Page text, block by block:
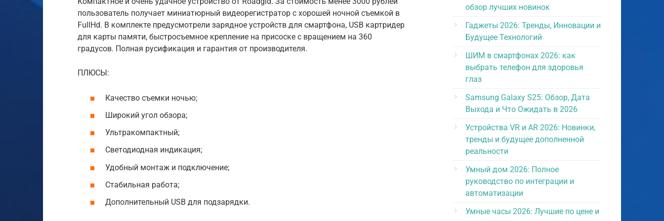
пользователь получает миниатюрный видеорегистратор с хорошей ночной съемкой в
FullHd. В комплекте предусмотрели зарядное устройств для смартфона, USB картридер
для карты памяти, быстросъемное крепление на присоске с вращением на 360
градусов. Полная русификация и гарантия от производителя.
ПЛЮСЫ:
Качество съемки ночью;
Широкий угол обзора;
Ультракомпактный;
Светодиодная индикация;
Удобный монтаж и подключение;
Стабильная работа;
Дополнительный USB для подзарядки.
обзор лучших новинок
Гаджеты 2026: Тренды, Инновации и
Будущее Технологий
ШИМ в смартфонах 2026: как
выбрать телефон для здоровья
глаз
Samsung Galaxy S25: Обзор, Дата
Выхода и Что Ожидать в 2026
Устройства VR и AR 2026: Новинки,
тренды и будущее дополненной
реальности
Умный дом 2026: Полное
руководство по интеграции и
автоматизации
Умные часы 2026: Лучшие по цене и